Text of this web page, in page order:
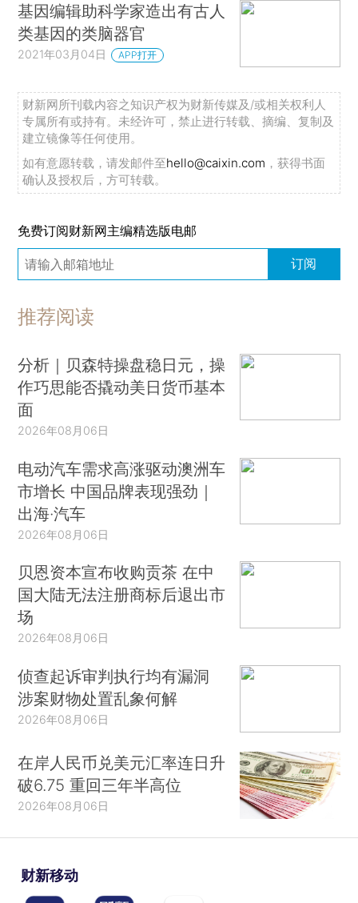
基因编辑助科学家造出有古人
类基因的类脑器官
2021年03月04日 APP打开
财新网所刊载内容之知识产权为财新传媒及/或相关权利人
专属所有或持有。未经许可，禁止进行转载、摘编、复制及
建立镜像等任何使用。
如有意愿转载，请发邮件至hello@caixin.com ，获得书面
确认及授权后，方可转载。
免费订阅财新网主编精选版电邮
订阅
推荐阅读
分析｜贝森特操盘稳日元，操
作巧思能否撬动美日货币基本
面
2026年08月06日
电动汽车需求高涨驱动澳洲车
市增长 中国品牌表现强劲｜
出海·汽车
2026年08月06日
贝恩资本宣布收购贡茶 在中
国大陆无法注册商标后退出市
场
2026年08月06日
侦查起诉审判执行均有漏洞
涉案财物处置乱象何解
2026年08月06日
在岸人民币兑美元汇率连日升
破6.75 重回三年半高位
2026年08月06日
财新移动